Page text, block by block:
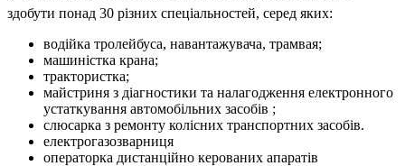
здобути понад 30 різних спеціальностей, серед яких:
водійка тролейбуса, навантажувача, трамвая;
машиністка крана;
трактористка;
майстриня з діагностики та налагодження електронного
устаткування автомобільних засобів ;
слюсарка з ремонту колісних транспортних засобів.
електрогазозварниця
операторка дистанційно керованих апаратів